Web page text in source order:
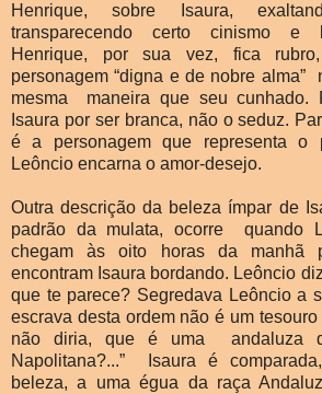
Henrique, sobre Isaura,
transparecendo certo cinismo e
Henrique, por sua vez, fica
personagem “digna e de nobre alma”
mesma maneira que seu cunhado.
Isaura por ser branca, não o seduz.
é a personagem que representa o
Leôncio encarna o amor-desejo.
Outra descrição da beleza ímpar de
padrão da mulata, ocorre quando
chegam às oito horas da manhã
encontram Isaura bordando. Leôncio
que te parece? Segredava Leôncio a
escrava desta ordem não é um
não diria, que é uma andaluza
Napolitana?...” Isaura é
beleza, a uma égua da raça